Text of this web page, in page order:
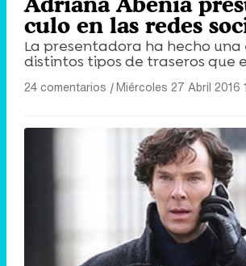
culo en las redes
La presentadora ha hecho una
distintos tipos de traseros que
24 comentarios |Miércoles 27 Abril 2016